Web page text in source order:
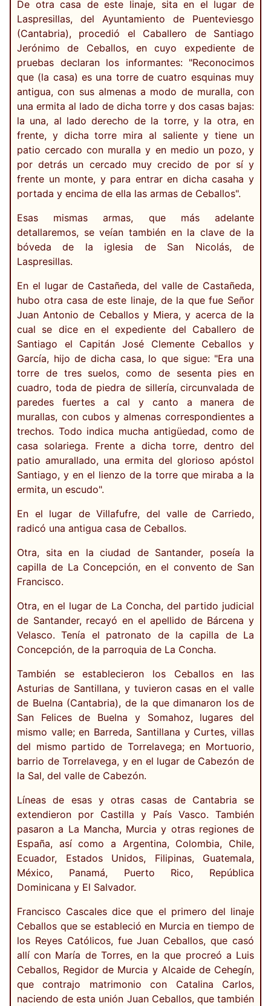
De otra casa de este linaje, sita en el lugar de
Laspresillas, del Ayuntamiento de Puenteviesgo
(Cantabria), procedió el Caballero de Santiago
Jerónimo de Ceballos, en cuyo expediente de
pruebas declaran los informantes: "Reconocimos
que (la casa) es una torre de cuatro esquinas muy
antigua, con sus almenas a modo de muralla, con
una ermita al lado de dicha torre y dos casas bajas:
la una, al lado derecho de la torre, y la otra, en
frente, y dicha torre mira al saliente y tiene un
patio cercado con muralla y en medio un pozo, y
por detrás un cercado muy crecido de por sí y
frente un monte, y para entrar en dicha casaha y
portada y encima de ella las armas de Ceballos".
Esas mismas armas, que más adelante
detallaremos, se veían también en la clave de la
bóveda de la iglesia de San Nicolás, de
Laspresillas.
En el lugar de Castañeda, del valle de Castañeda,
hubo otra casa de este linaje, de la que fue Señor
Juan Antonio de Ceballos y Miera, y acerca de la
cual se dice en el expediente del Caballero de
Santiago el Capitán José Clemente Ceballos y
García, hijo de dicha casa, lo que sigue: "Era una
torre de tres suelos, como de sesenta pies en
cuadro, toda de piedra de sillería, circunvalada de
paredes fuertes a cal y canto a manera de
murallas, con cubos y almenas correspondientes a
trechos. Todo indica mucha antigüedad, como de
casa solariega. Frente a dicha torre, dentro del
patio amurallado, una ermita del glorioso apóstol
Santiago, y en el lienzo de la torre que miraba a la
ermita, un escudo".
En el lugar de Villafufre, del valle de Carriedo,
radicó una antigua casa de Ceballos.
Otra, sita en la ciudad de Santander, poseía la
capilla de La Concepción, en el convento de San
Francisco.
Otra, en el lugar de La Concha, del partido judicial
de Santander, recayó en el apellido de Bárcena y
Velasco. Tenía el patronato de la capilla de La
Concepción, de la parroquia de La Concha.
También se establecieron los Ceballos en las
Asturias de Santillana, y tuvieron casas en el valle
de Buelna (Cantabria), de la que dimanaron los de
San Felices de Buelna y Somahoz, lugares del
mismo valle; en Barreda, Santillana y Curtes, villas
del mismo partido de Torrelavega; en Mortuorio,
barrio de Torrelavega, y en el lugar de Cabezón de
la Sal, del valle de Cabezón.
Líneas de esas y otras casas de Cantabria se
extendieron por Castilla y País Vasco. También
pasaron a La Mancha, Murcia y otras regiones de
España, así como a Argentina, Colombia, Chile,
Ecuador, Estados Unidos, Filipinas, Guatemala,
México, Panamá, Puerto Rico, República
Dominicana y El Salvador.
Francisco Cascales dice que el primero del linaje
Ceballos que se estableció en Murcia en tiempo de
los Reyes Católicos, fue Juan Ceballos, que casó
allí con María de Torres, en la que procreó a Luis
Ceballos, Regidor de Murcia y Alcaide de Cehegín,
que contrajo matrimonio con Catalina Carlos,
naciendo de esta unión Juan Ceballos, que también